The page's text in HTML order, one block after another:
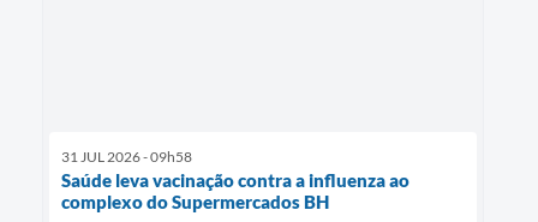
31 JUL 2026 - 09h58
Saúde leva vacinação contra a influenza ao
complexo do Supermercados BH